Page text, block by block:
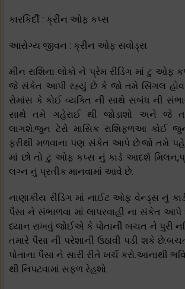
કારકિર્દી : ક્રીન ઓફ કપ્સ
આરોગ્ય જીવન : ક્રીન ઓફ સવોડ્સ
મીન રાશિના લોકો ને પ્રેમ રીડિંગ માં ટુ ઓફ
જે સંકેત આપી રહ્યું છે કે જો તમે સિંગલ
રોમાંસ કે કોઈ વ્યક્તિ ની સાથે સબંધ ની
સાથે તમે ગહેરાઈ થી જોડાશો અને જે
લાગશે.જુન ટેરો માસિક રાશિફળઆ કોઈ
ફરીથી મળવાના પણ સંકેત આપે છે.જો તમે
માં છો તો ટુ ઓફ કપ્સ નું કાર્ડ આદર્શ
લગ્ન નું પ્રતીક માનવામાં આવે છે.
નાણાકીય રીડિંગ માં નાઈટ ઓફ વેન્ડ્સ નું
પૈસા ને સંભાળવા માં લાપરવાહી ના સંકેત
ધ્યાન રાખવું જોઈએ કે પોતાની બચત ને પુરી
તમારે પૈસા ની પરેશાની ઉઠાવી પડી શકે
પોતાના પૈસા ને સારી રીતે ખર્ચ કરો.આનાથી
થી નિપટવામાં સફળ રેહશો.